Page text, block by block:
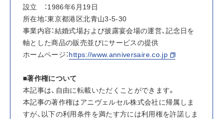
設立　：1986年6月19日
所在地：東京都港区北青山3-5-30
事業内容：結婚式場および披露宴会場の運営、記念日を
軸とした商品の販売並びにサービスの提供
ホームページ：https://www.anniversaire.co.jp
■著作権について
本記事は、自由に転載いただくことができます。
本記事の著作権はアニヴェルセル株式会社に帰属しま
すが、以下の利用条件を満たす方には利用権を許諾しま